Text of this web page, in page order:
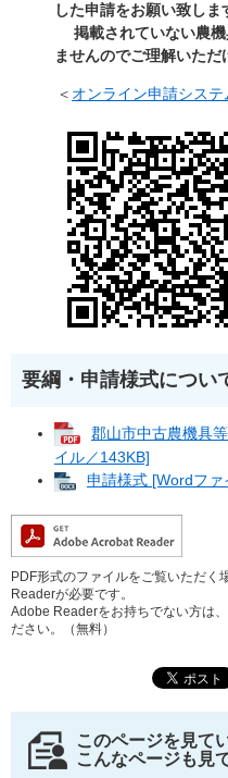
した申請をお願い致しま
掲載されていない農機
ませんのでご理解いただ
＜ オンライン申請システ
要綱・申請様式につい
郡山市中古農機具
イル／143KB]
申請様式 [Wordファ
PDF形式のファイルをご覧いただく
Readerが必要です。
Adobe Readerをお持ちでない方は
ださい。（無料）
このページを見て
こんなページも見